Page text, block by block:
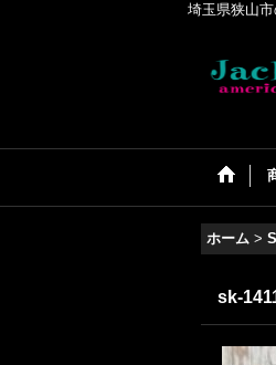
埼玉県狭山
ホーム >
sk-